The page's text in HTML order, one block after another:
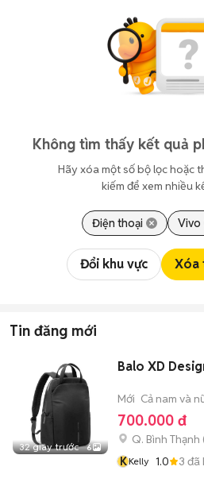
Không tìm thấy kết quả
Hãy xóa một số bộ lọc hoặc
kiếm để xem nhiều
Điện thoại Vivo
Đổi khu vực Xóa
Tin đăng mới
32 giây trước 6
Balo XD
Mới Cả nam và
700.000 đ
Q. Bình Thạnh
KKelly 1.0 3 đã